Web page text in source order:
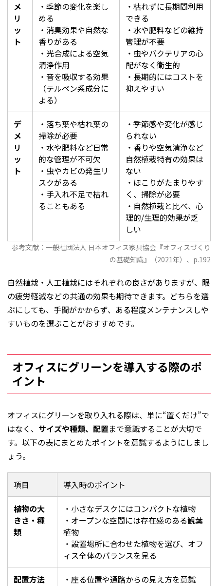
メ
リ
ッ
ト
・季節の変化を楽し
める
・消臭効果や自然な
香りがある
・光合成による空気
清浄作用
・音を吸収する効果
（テルペン系成分に
よる）
・枯れずに長期間利用
できる
・水や肥料などの維持
管理が不要
・虫やバクテリアの心
配がなく衛生的
・長期的にはコストを
抑えやすい
デ
メ
リ
ッ
ト
・落ち葉や枯れ葉の
掃除が必要
・水や肥料など日常
的な管理が不可欠
・虫やカビの発生リ
スクがある
・手入れ不足で枯れ
ることもある
・季節感や変化が感じ
られない
・香りや空気清浄など
自然植栽特有の効果は
ない
・ほこりがたまりやす
く、掃除が必要
・自然植栽と比べ、心
理的/生理的効果が乏
しい
参考文献：一般社団法人 日本オフィス家具協会『オフィスづくり
の基礎知識』（2021年）、p.192
自然植栽・人工植栽にはそれぞれの良さがありますが、眼
の疲労軽減などの共通の効果も期待できます。どちらを選
ぶにしても、手間がかからず、ある程度メンテナンスしや
すいものを選ぶことがおすすめです。
オフィスにグリーンを導入する際のポ
イント
オフィスにグリーンを取り入れる際は、単に“置くだけ”で
はなく、 サイズや種類、配置まで意識することが大切で
す。以下の表にまとめたポイントを意識するようにしまし
ょう。
項目 導入時のポイント
植物の大
きさ・種
類
・小さなデスクにはコンパクトな植物
・オープンな空間には存在感のある観葉
植物
・設置場所に合わせた植物を選び、オフ
ィス全体のバランスを見る
配置方法
・座る位置や通路からの見え方を意識